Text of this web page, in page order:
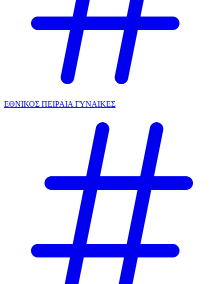
ΕΘΝΙΚΟΣ ΠΕΙΡΑΙΑ ΓΥΝΑΙΚΕΣ